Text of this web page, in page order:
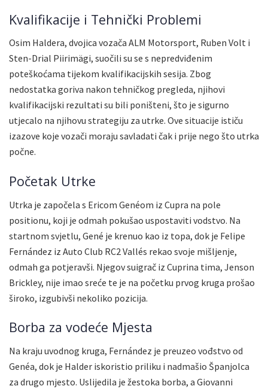
Kvalifikacije i Tehnički Problemi
Osim Haldera, dvojica vozača ALM Motorsport, Ruben Volt i
Sten-Drial Piirimägi, suočili su se s nepredviđenim
poteškoćama tijekom kvalifikacijskih sesija. Zbog
nedostatka goriva nakon tehničkog pregleda, njihovi
kvalifikacijski rezultati su bili poništeni, što je sigurno
utjecalo na njihovu strategiju za utrke. Ove situacije ističu
izazove koje vozači moraju savladati čak i prije nego što utrka
počne.
Početak Utrke
Utrka je započela s Ericom Genéom iz Cupra na pole
positionu, koji je odmah pokušao uspostaviti vodstvo. Na
startnom svjetlu, Gené je krenuo kao iz topa, dok je Felipe
Fernández iz Auto Club RC2 Vallés rekao svoje mišljenje,
odmah ga potjeravši. Njegov suigrač iz Cuprina tima, Jenson
Brickley, nije imao sreće te je na početku prvog kruga prošao
široko, izgubivši nekoliko pozicija.
Borba za vodeće Mjesta
Na kraju uvodnog kruga, Fernández je preuzeo vođstvo od
Genéa, dok je Halder iskoristio priliku i nadmašio Španjolca
za drugo mjesto. Uslijedila je žestoka borba, a Giovanni